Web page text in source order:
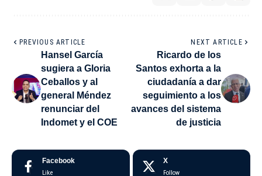
PREVIOUS ARTICLE
Hansel García
sugiera a Gloria
Ceballos y al
general Méndez
renunciar del
Indomet y el COE
NEXT ARTICLE
Ricardo de los
Santos exhorta a la
ciudadanía a dar
seguimiento a los
avances del sistema
de justicia
Facebook
Like
X
Follow